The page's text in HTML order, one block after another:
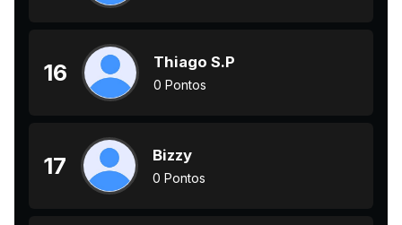
16 Thiago S.P
0 Pontos
17 Bizzy
0 Pontos